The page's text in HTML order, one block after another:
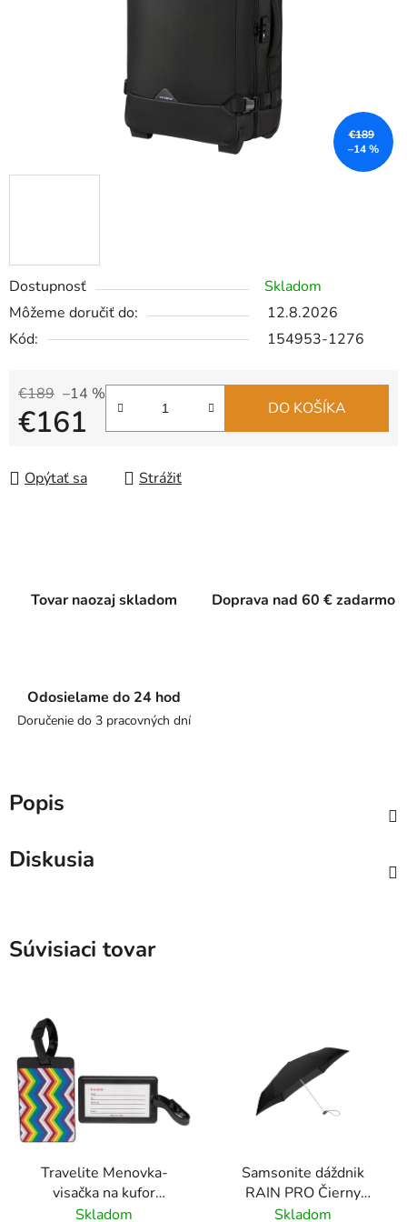
Dostupnosť
Skladom
Môžeme doručiť do:
12.8.2026
Kód:
154953-1276
€189 –14 %
€161 DO KOŠÍKA
Opýtať sa Strážiť
€189
–14 %
Tovar naozaj skladom Doprava nad 60 € zadarmo
Odosielame do 24 hod
Doručenie do 3 pracovných dní
Popis
Diskusia
Súvisiaci tovar
Travelite Menovka-
visačka na kufor
Multicolor Waves
Skladom
Samsonite dáždnik
RAIN PRO Čierny
skladací manuálny
Skladom